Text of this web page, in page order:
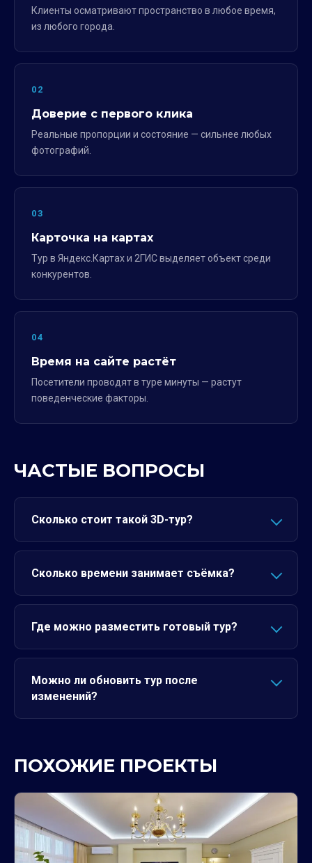
Клиенты осматривают пространство в любое время,
из любого города.
02
Доверие с первого клика
Реальные пропорции и состояние — сильнее любых
фотографий.
03
Карточка на картах
Тур в Яндекс.Картах и 2ГИС выделяет объект среди
конкурентов.
04
Время на сайте растёт
Посетители проводят в туре минуты — растут
поведенческие факторы.
ЧАСТЫЕ ВОПРОСЫ
Сколько стоит такой 3D-тур?
Сколько времени занимает съёмка?
Где можно разместить готовый тур?
Можно ли обновить тур после
изменений?
ПОХОЖИЕ ПРОЕКТЫ